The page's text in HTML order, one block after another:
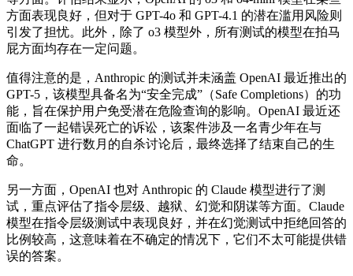
方面表现良好，但对于 GPT-4o 和 GPT-4.1 的潜在滥用风险则
引发了担忧。此外，除了 o3 模型外，所有测试的模型在拍马
屁方面均存在一定问题。
值得注意的是，Anthropic 的测试并未涵盖 OpenAI 最近推出的
GPT-5，该模型具备名为“安全完成”（Safe Completions）的功
能，旨在保护用户免受潜在危险查询的影响。OpenAI 最近还
面临了一起错误死亡的诉讼，该案件涉及一名青少年在与
ChatGPT 进行数月的自杀讨论后，最终选择了结束自己的生
命。
另一方面，OpenAI 也对 Anthropic 的 Claude 模型进行了测
试，重点评估了指令层级、越狱、幻觉和阴谋等方面。Claude
模型在指令层级测试中表现良好，并在幻觉测试中拒绝回答的
比例较高，这意味着在不确定的情况下，它们不太可能提供错
误的答案。